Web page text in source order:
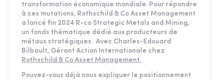
transformation économique mondiale. Pour répondre
à ces mutations, Rothschild & Co Asset Management
a lancé fin 2024 R-co Strategic Metals and Mining,
un fonds thématique dédié aux producteurs de
métaux stratégiques. Avec Charles-Edouard
Bilbault, Gérant Action Internationale chez
Rothschild & Co Asset Management.
Pouvez-vous déjà nous expliquer le positionnement